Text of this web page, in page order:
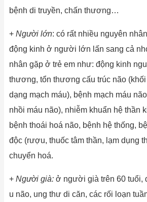
bệnh di truyền, chấn thương…
+ Người lớn: có rất nhiều nguyên
động kinh ở người lớn lấn sang cả
nhân gặp ở trẻ em như: động kinh
thương, tổn thương cấu trúc não (khối
dạng mạch máu), bệnh mạch máu
nhồi máu não), nhiễm khuẩn hệ thần
bệnh thoái hoá não, bệnh hệ thống,
độc (rượu, thuốc tâm thần, lạm dụng
chuyển hoá.
+ Người già: ở người già trên 60 tuổi,
u não, ung thư di căn, các rối loạn